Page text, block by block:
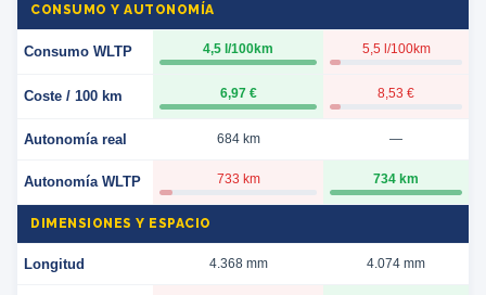
CONSUMO Y AUTONOMÍA
Consumo WLTP 4,5 l/100km 5,5 l/100km
Coste / 100 km 6,97 € 8,53 €
Autonomía real 684 km —
Autonomía WLTP 733 km 734 km
DIMENSIONES Y ESPACIO
Longitud 4.368 mm 4.074 mm